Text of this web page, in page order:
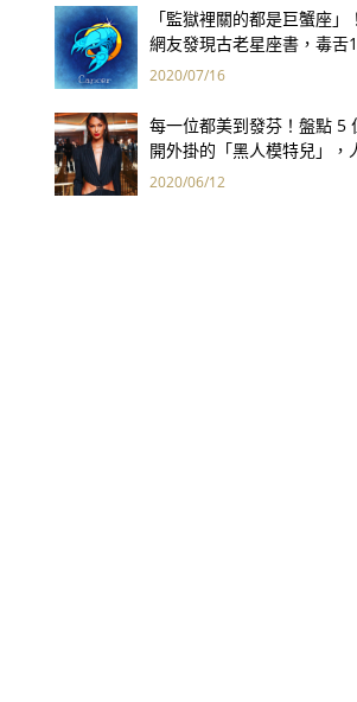
「監獄裡關的都是巨蟹座」
網友發現古老星座書，毒舌
性格精準到爆笑！
2020/07/16
每一位都美到發芬！盤點 5
開外掛的「黑人模特兒」，
勝連穿搭都超有料！
2020/06/12